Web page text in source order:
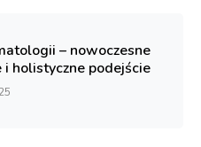
– nowoczesne
holistyczne podejście